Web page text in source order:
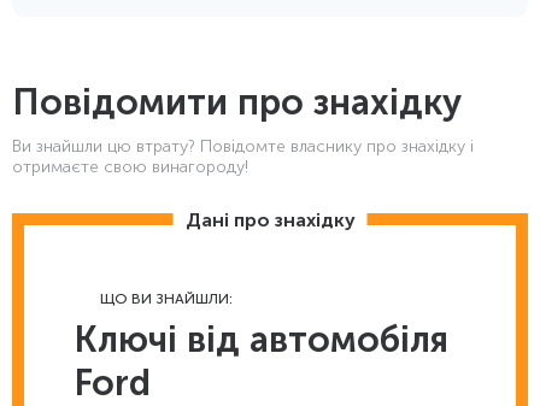
Повідомити про знахідку
Ви знайшли цю втрату? Повідомте власнику про знахідку і
отримаєте свою винагороду!
Дані про знахідку
ЩО ВИ ЗНАЙШЛИ:
Ключі від автомобіля
Ford